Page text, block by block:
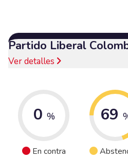
Partido Liberal
Ver detalles
0 %
En contra
69